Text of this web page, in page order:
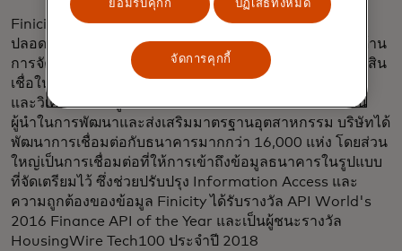
Finicity สร้างระบบนิเวศการแบ่งปันข้อมูลทางการเงินที่
ปลอดภัย ครอบคลุม และล้ำสมัย Finicity นำเสนอโซลูชันด้าน
การจัดการทางการเงิน การชำระเงิน และการตัดสินใจด้านสิน
เชื่อในธุรกิจสินเชื่อที่อยู่อาศัย ผ่านแพลตฟอร์มการรวบรวม
และวิเคราะห์ข้อมูลทางการเงินแบบเรียลไทม์ พร้อมทั้งเป็น
ผู้นำในการพัฒนาและส่งเสริมมาตรฐานอุตสาหกรรม บริษัทได้
พัฒนาการเชื่อมต่อกับธนาคารมากกว่า 16,000 แห่ง โดยส่วน
ใหญ่เป็นการเชื่อมต่อที่ให้การเข้าถึงข้อมูลธนาคารในรูปแบบ
ที่จัดเตรียมไว้ ซึ่งช่วยปรับปรุง Information Access และ
ความถูกต้องของข้อมูล Finicity ได้รับรางวัล API World's
2016 Finance API of the Year และเป็นผู้ชนะรางวัล
HousingWire Tech100 ประจำปี 2018
ยอมรับคุกกี้ ปฏิเสธทั้งหมด
จัดการคุกกี้